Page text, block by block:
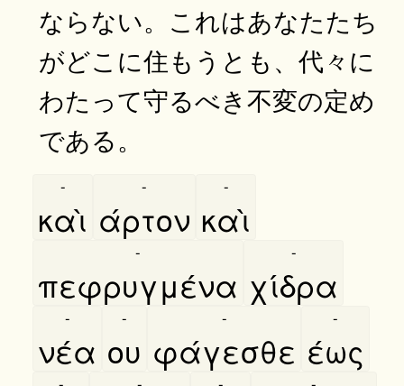
ならない。これはあなたたち
がどこに住もうとも、代々に
わたって守るべき不変の定め
である。
καὶ
-
άρτον
-
καὶ
-
πεφρυγμένα
-
χίδρα
-
νέα
-
ου
-
φάγεσθε
-
έως
-